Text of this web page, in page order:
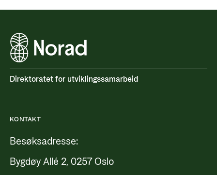
Direktoratet for utviklingssamarbeid
KONTAKT
Besøksadresse:
Bygdøy Allé 2, 0257 Oslo